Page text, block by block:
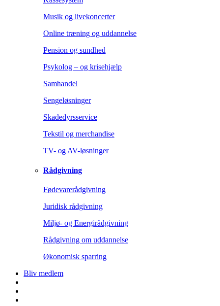
Musik og livekoncerter
Online træning og uddannelse
Pension og sundhed
Psykolog – og krisehjælp
Samhandel
Sengeløsninger
Skadedyrsservice
Tekstil og merchandise
TV- og AV-løsninger
Rådgivning
Fødevarerådgivning
Juridisk rådgivning
Miljø- og Energirådgivning
Rådgivning om uddannelse
Økonomisk sparring
Bliv medlem